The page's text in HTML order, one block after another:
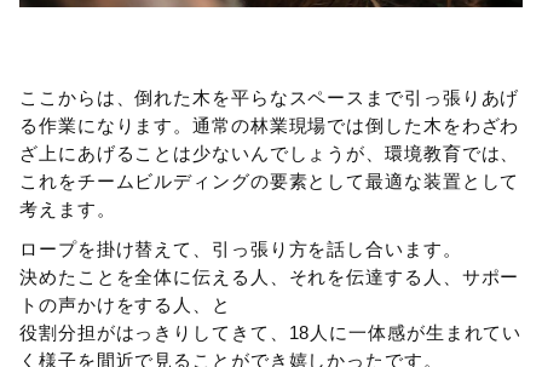
ここからは、倒れた木を平らなスペースまで引っ張りあげ
る作業になります。通常の林業現場では倒した木をわざわ
ざ上にあげることは少ないんでしょうが、環境教育では、
これをチームビルディングの要素として最適な装置として
考えます。
ロープを掛け替えて、引っ張り方を話し合います。
決めたことを全体に伝える人、それを伝達する人、サポー
トの声かけをする人、と
役割分担がはっきりしてきて、18人に一体感が生まれてい
く様子を間近で見ることができ嬉しかったです。